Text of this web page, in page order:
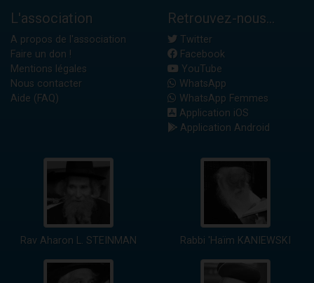
L'association
A propos de l'association
Faire un don !
Mentions légales
Nous contacter
Aide (FAQ)
Retrouvez-nous...
Twitter
Facebook
YouTube
WhatsApp
WhatsApp Femmes
Application iOS
Application Android
Rav Aharon L. STEINMAN Rabbi 'Haïm KANIEWSKI